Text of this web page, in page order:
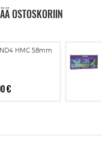
OSTOSKORIIN
HMC 58mm
€